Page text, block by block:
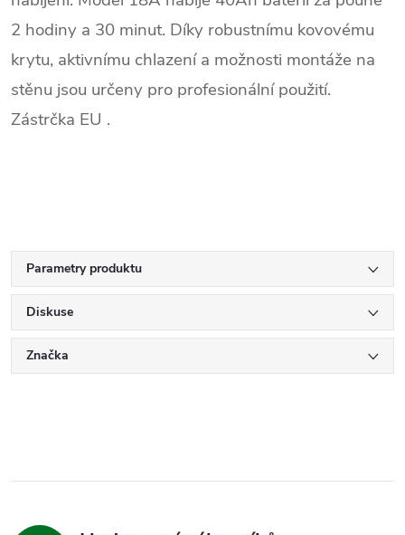
2 hodiny a 30 minut. Díky robustnímu kovovému
krytu, aktivnímu chlazení a možnosti montáže na
stěnu jsou určeny pro profesionální použití.
Zástrčka EU .
Parametry produktu
Diskuse
Značka